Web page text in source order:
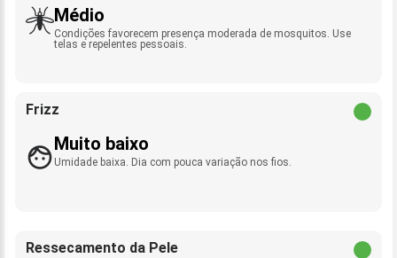
Médio
Condições favorecem presença moderada de mosquitos. Use
telas e repelentes pessoais.
Frizz
Muito baixo
Umidade baixa. Dia com pouca variação nos fios.
Ressecamento da Pele